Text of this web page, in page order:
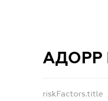
АДОРР
riskFactors.title